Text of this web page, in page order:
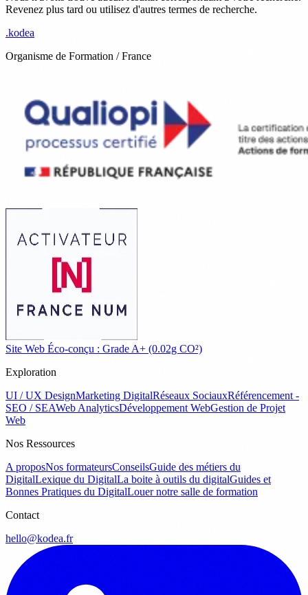
Revenez plus tard ou utilisez d'autres termes de recherche.
.kodea
Organisme de Formation / France
Site Web Éco-conçu : Grade A+ (0.02g CO²)
Exploration
UI / UX DesignMarketing DigitalRéseaux SociauxRéférencement -
SEO / SEAWeb AnalyticsDéveloppement WebGestion de Projet
Web
Nos Ressources
A proposNos formateursConseilsGuide des métiers du
DigitalLexique du DigitalLa boite à outils du digitalGuides et
Bonnes Pratiques du DigitalLouer notre salle de formation
Contact
hello@kodea.fr